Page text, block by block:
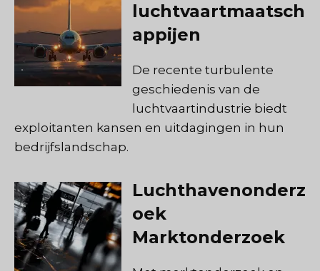
luchtvaartmaatsch
appijen
De recente turbulente
geschiedenis van de
luchtvaartindustrie biedt
exploitanten kansen en uitdagingen in hun
bedrijfslandschap.
Luchthavenonderz
oek
Marktonderzoek